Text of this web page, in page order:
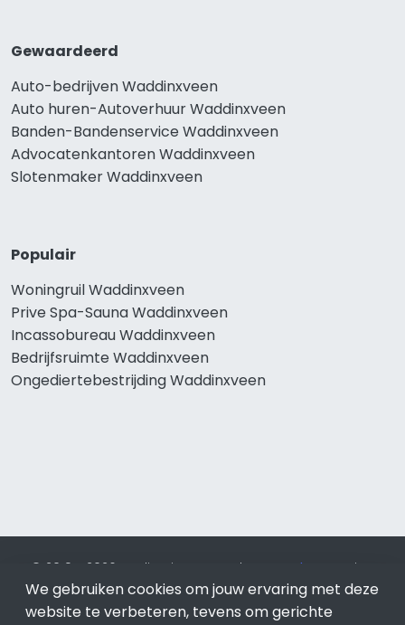
Gewaardeerd
Auto-bedrijven Waddinxveen
Auto huren-Autoverhuur Waddinxveen
Banden-Bandenservice Waddinxveen
Advocatenkantoren Waddinxveen
Slotenmaker Waddinxveen
Populair
Woningruil Waddinxveen
Prive Spa-Sauna Waddinxveen
Incassobureau Waddinxveen
Bedrijfsruimte Waddinxveen
Ongediertebestrijding Waddinxveen
© 2019 - 2026 Realisatie en SEO door SEO-bureau
Lion
Internet. Betaal alleen voor bewezen resultaten?SEO
optimalisatie No Cure No Pay.Waddinxveenis onderdeel
We gebruiken cookies om jouw ervaring met deze
website te verbeteren, tevens om gerichte